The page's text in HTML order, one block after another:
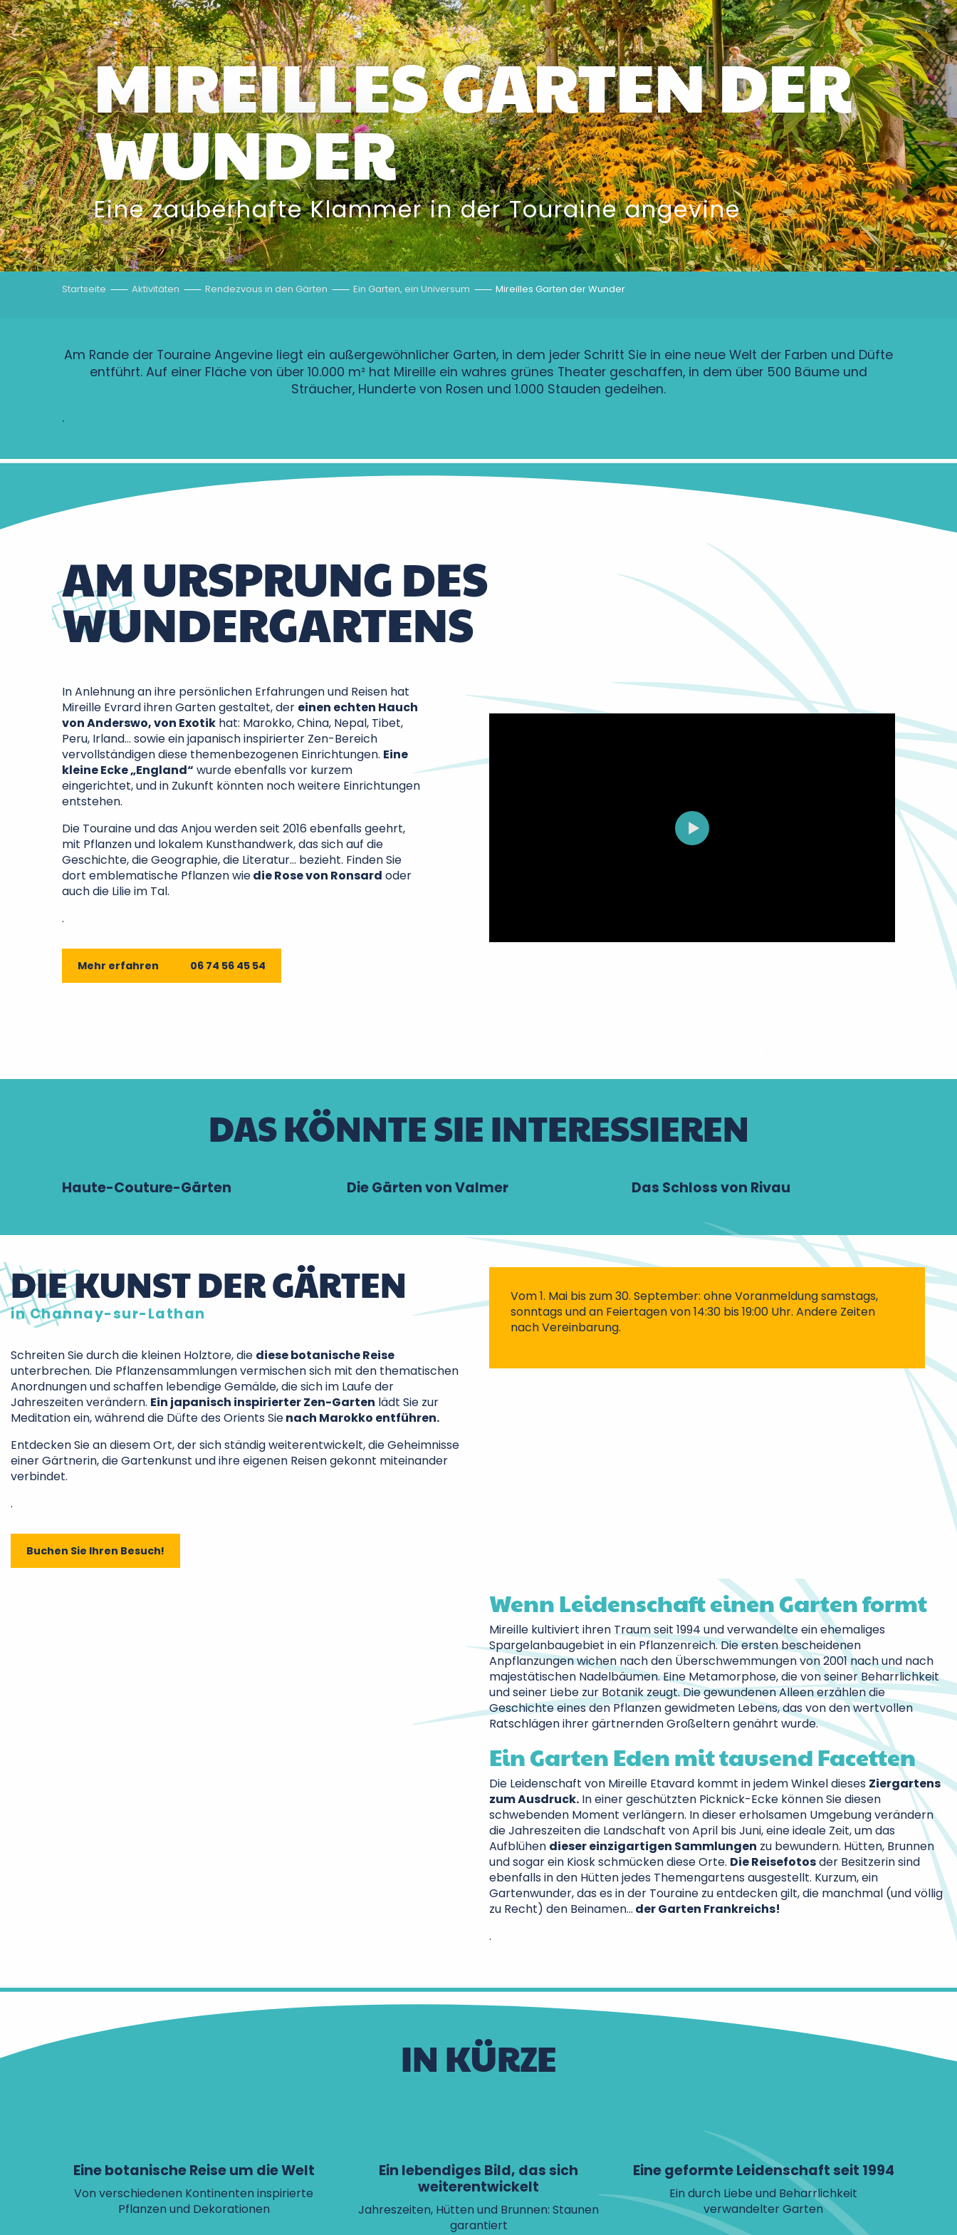
MIREILLES GARTEN DER
WUNDER
Eine zauberhafte Klammer in der Touraine angevine
Startseite Aktivitäten Rendezvous in den Gärten Ein Garten, ein Universum Mireilles Garten der Wunder
Am Rande der Touraine Angevine liegt ein außergewöhnlicher Garten, in dem jeder Schritt Sie in eine neue Welt der Farben und Düfte
entführt. Auf einer Fläche von über 10.000 m² hat Mireille ein wahres grünes Theater geschaffen, in dem über 500 Bäume und
Sträucher, Hunderte von Rosen und 1.000 Stauden gedeihen.
.
AM URSPRUNG DES
WUNDERGARTENS
In Anlehnung an ihre persönlichen Erfahrungen und Reisen hat
Mireille Evrard ihren Garten gestaltet, der einen echten Hauch
von Anderswo, von Exotik hat: Marokko, China, Nepal, Tibet,
Peru, Irland… sowie ein japanisch inspirierter Zen-Bereich
vervollständigen diese themenbezogenen Einrichtungen. Eine
kleine Ecke „England“ wurde ebenfalls vor kurzem
eingerichtet, und in Zukunft könnten noch weitere Einrichtungen
entstehen.
Die Touraine und das Anjou werden seit 2016 ebenfalls geehrt,
mit Pflanzen und lokalem Kunsthandwerk, das sich auf die
Geschichte, die Geographie, die Literatur… bezieht. Finden Sie
dort emblematische Pflanzen wiedie Rose von Ronsard oder
auch die Lilie im Tal.
.
Mehr erfahren 06 74 56 45 54
DAS KÖNNTE SIE INTERESSIEREN
Haute-Couture-Gärten Die Gärten von Valmer Das Schloss von Rivau
DIE KUNST DER GÄRTEN
in Channay-sur-Lathan
Schreiten Sie durch die kleinen Holztore, die diese botanische Reise
unterbrechen. Die Pflanzensammlungen vermischen sich mit den thematischen
Anordnungen und schaffen lebendige Gemälde, die sich im Laufe der
Jahreszeiten verändern. Ein japanisch inspirierter Zen-Garten lädt Sie zur
Meditation ein, während die Düfte des Orients Sienach Marokko entführen.
Entdecken Sie an diesem Ort, der sich ständig weiterentwickelt, die Geheimnisse
einer Gärtnerin, die Gartenkunst und ihre eigenen Reisen gekonnt miteinander
verbindet.
.
Buchen Sie Ihren Besuch!
Vom 1. Mai bis zum 30. September: ohne Voranmeldung samstags,
sonntags und an Feiertagen von 14:30 bis 19:00 Uhr. Andere Zeiten
nach Vereinbarung.
Wenn Leidenschaft einen Garten formt
Mireille kultiviert ihren Traum seit 1994 und verwandelte ein ehemaliges
Spargelanbaugebiet in ein Pflanzenreich. Die ersten bescheidenen
Anpflanzungen wichen nach den Überschwemmungen von 2001 nach und nach
majestätischen Nadelbäumen. Eine Metamorphose, die von seiner Beharrlichkeit
und seiner Liebe zur Botanik zeugt. Die gewundenen Alleen erzählen die
Geschichte eines den Pflanzen gewidmeten Lebens, das von den wertvollen
Ratschlägen ihrer gärtnernden Großeltern genährt wurde.
Ein Garten Eden mit tausend Facetten
Die Leidenschaft von Mireille Etavard kommt in jedem Winkel dieses Ziergartens
zum Ausdruck. In einer geschützten Picknick-Ecke können Sie diesen
schwebenden Moment verlängern. In dieser erholsamen Umgebung verändern
die Jahreszeiten die Landschaft von April bis Juni, eine ideale Zeit, um das
Aufblühen dieser einzigartigen Sammlungen zu bewundern. Hütten, Brunnen
und sogar ein Kiosk schmücken diese Orte. Die Reisefotosder Besitzerin sind
ebenfalls in den Hütten jedes Themengartens ausgestellt. Kurzum, ein
Gartenwunder, das es in der Touraine zu entdecken gilt, die manchmal (und völlig
zu Recht) den Beinamen… der Garten Frankreichs!
.
IN KÜRZE
Eine botanische Reise um die Welt
Von verschiedenen Kontinenten inspirierte
Pflanzen und Dekorationen
Ein lebendiges Bild, das sich
weiterentwickelt
Jahreszeiten, Hütten und Brunnen: Staunen
garantiert
Eine geformte Leidenschaft seit 1994
Ein durch Liebe und Beharrlichkeit
verwandelter Garten